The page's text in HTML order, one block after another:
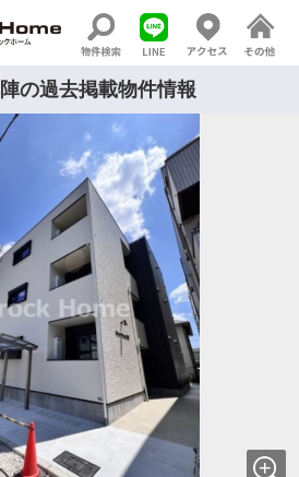
の過去掲載物件情報